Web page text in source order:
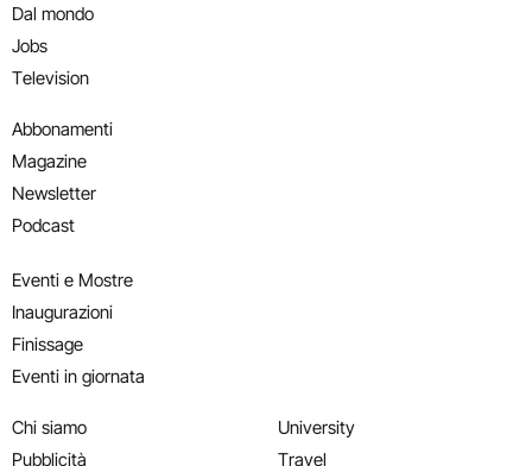
Dal mondo
Jobs
Television
Abbonamenti
Magazine
Newsletter
Podcast
Eventi e Mostre
Inaugurazioni
Finissage
Eventi in giornata
Chi siamo
Pubblicità
University
Travel